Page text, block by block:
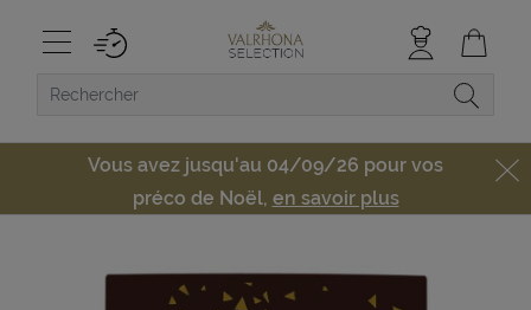
Vous avez jusqu'au 04/09/26 pour vos
préco de Noël, en savoir plus